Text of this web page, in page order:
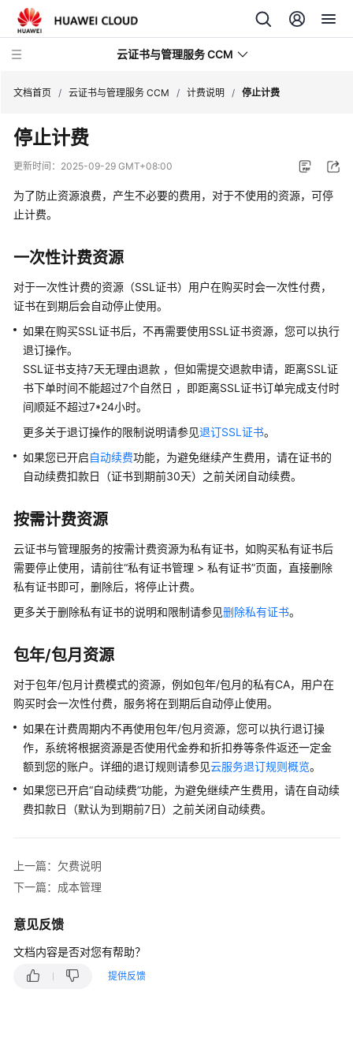
云证书与管理服务 CCM
最
新
态
务
公
告
速
入
门
产
品
介
绍
费
说
明
计
概
费
模
式
计
项
样
例
续
费
文档首页 / 云证书与管理服务 CCM / 计费说明 / 停止计费
停止计费
更新时间： 2025-09-29 GMT+08:00
为了防止资源浪费，产生不必要的费用，对于不使用的资源，可停
止计费。
一次性计费资源
对于一次性计费的资源（SSL证书）用户在购买时会一次性付费，
证书在到期后会自动停止使用。
如果在购买SSL证书后，不再需要使用SSL证书资源，您可以执行
退订操作。
SSL证书支持7天无理由退款 ，但如需提交退款申请，距离SSL证
书下单时间不能超过7个自然日 ，即距离SSL证书订单完成支付时
间顺延不超过7*24小时。
更多关于退订操作的限制说明请参见退订SSL证书。
如果您已开启自动续费功能，为避免继续产生费用，请在证书的
自动续费扣款日（证书到期前30天）之前关闭自动续费。
按需计费资源
云证书与管理服务的按需计费资源为私有证书，如购买私有证书后
需要停止使用，请前往“私有证书管理 > 私有证书”页面，直接删除
私有证书即可，删除后，将停止计费。
更多关于删除私有证书的说明和限制请参见删除私有证书。
包年/包月资源
对于包年/包月计费模式的资源，例如包年/包月的私有CA，用户在
购买时会一次性付费，服务将在到期后自动停止使用。
如果在计费周期内不再使用包年/包月资源，您可以执行退订操
作，系统将根据资源是否使用代金券和折扣券等条件返还一定金
额到您的账户。详细的退订规则请参见云服务退订规则概览。
如果您已开启“自动续费”功能，为避免继续产生费用，请在自动续
费扣款日（默认为到期前7日）之前关闭自动续费。
上一篇：欠费说明
下一篇：成本管理
意见反馈
文档内容是否对您有帮助？
提供反馈